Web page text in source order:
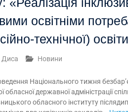
освітніми
технічної)
Диса Новини
Національного тижня
обласної державної адміністрації
обласного інституту